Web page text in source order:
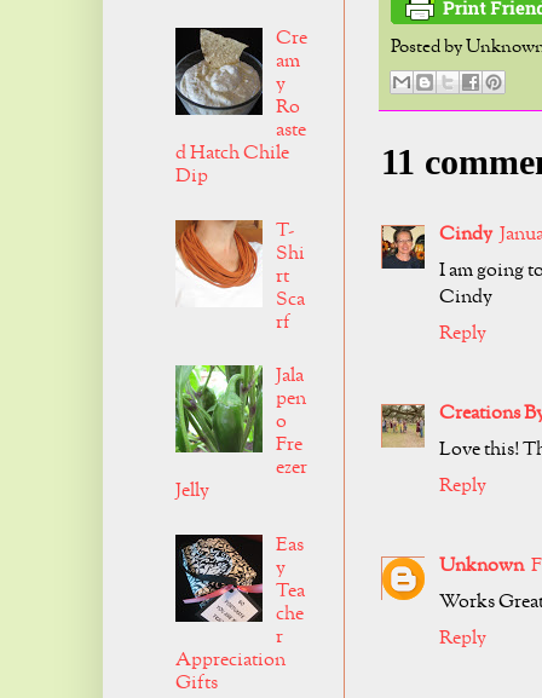
Posted by
11
Cindy
I am going
Cindy
Reply
Creations
Love this!
Reply
Unknown
Works
Reply
Cre
am
y
Ro
aste
d Hatch Chile
Dip
T-
Shi
rt
Sca
rf
Jala
pen
o
Fre
ezer
Jelly
Eas
y
Tea
che
r
Appreciation
Gifts